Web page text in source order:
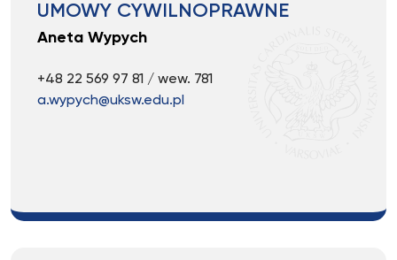
UMOWY CYWILNOPRAWNE
Aneta Wypych
+48 22 569 97 81 / wew. 781
a.wypych@uksw.edu.pl